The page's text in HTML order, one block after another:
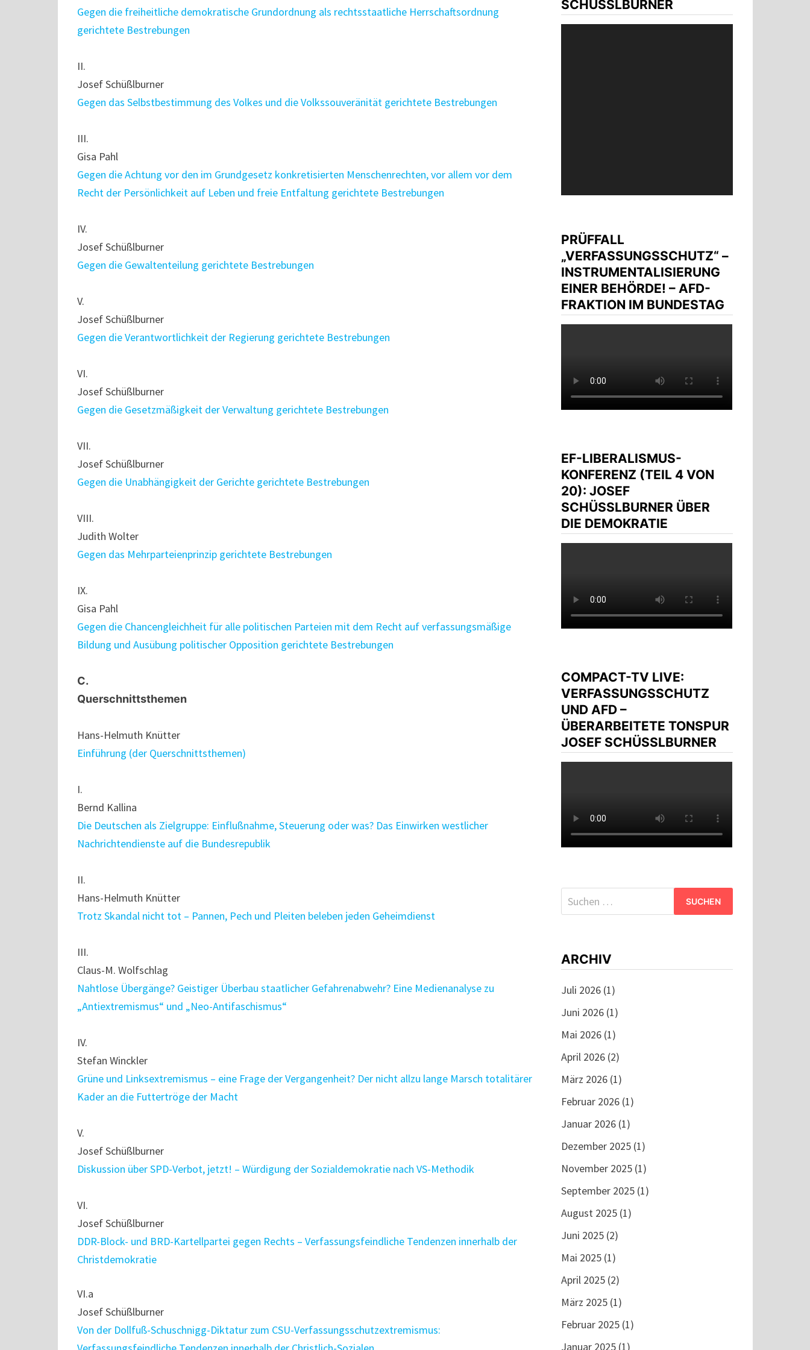
Gegen die freiheitliche demokratische Grundordnung als rechtsstaatliche Herrschaftsordnung
gerichtete Bestrebungen
II.
Josef Schüßlburner
Gegen das Selbstbestimmung des Volkes und die Volkssouveränität gerichtete Bestrebungen
III.
Gisa Pahl
Gegen die Achtung vor den im Grundgesetz konkretisierten Menschenrechten, vor allem vor dem
Recht der Persönlichkeit auf Leben und freie Entfaltung gerichtete Bestrebungen
IV.
Josef Schüßlburner
Gegen die Gewaltenteilung gerichtete Bestrebungen
V.
Josef Schüßlburner
Gegen die Verantwortlichkeit der Regierung gerichtete Bestrebungen
VI.
Josef Schüßlburner
Gegen die Gesetzmäßigkeit der Verwaltung gerichtete Bestrebungen
VII.
Josef Schüßlburner
Gegen die Unabhängigkeit der Gerichte gerichtete Bestrebungen
VIII.
Judith Wolter
Gegen das Mehrparteienprinzip gerichtete Bestrebungen
IX.
Gisa Pahl
Gegen die Chancengleichheit für alle politischen Parteien mit dem Recht auf verfassungsmäßige
Bildung und Ausübung politischer Opposition gerichtete Bestrebungen
C.
Querschnittsthemen
Hans-Helmuth Knütter
Einführung (der Querschnittsthemen)
I.
Bernd Kallina
Die Deutschen als Zielgruppe: Einflußnahme, Steuerung oder was? Das Einwirken westlicher
Nachrichtendienste auf die Bundesrepublik
II.
Hans-Helmuth Knütter
Trotz Skandal nicht tot – Pannen, Pech und Pleiten beleben jeden Geheimdienst
III.
Claus-M. Wolfschlag
Nahtlose Übergänge? Geistiger Überbau staatlicher Gefahrenabwehr? Eine Medienanalyse zu
„Antiextremismus“ und „Neo-Antifaschismus“
IV.
Stefan Winckler
Grüne und Linksextremismus – eine Frage der Vergangenheit? Der nicht allzu lange Marsch totalitärer
Kader an die Futtertröge der Macht
V.
Josef Schüßlburner
Diskussion über SPD-Verbot, jetzt! – Würdigung der Sozialdemokratie nach VS-Methodik
VI.
Josef Schüßlburner
DDR-Block- und BRD-Kartellpartei gegen Rechts – Verfassungsfeindliche Tendenzen innerhalb der
Christdemokratie
VI.a
Josef Schüßlburner
Von der Dollfuß-Schuschnigg-Diktatur zum CSU-Verfassungsschutzextremismus:
SCHÜSSLBURNER
PRÜFFALL
„VERFASSUNGSSCHUTZ“ –
INSTRUMENTALISIERUNG
EINER BEHÖRDE! – AFD-
FRAKTION IM BUNDESTAG
EF-LIBERALISMUS-
KONFERENZ (TEIL 4 VON
20): JOSEF
SCHÜSSLBURNER ÜBER D
IE DEMOKRATIE
COMPACT-TV LIVE:
VERFASSUNGSSCHUTZ
UND AFD –
ÜBERARBEITETE TONSPUR
JOSEF SCHÜSSLBURNER
Suchen
nach:
ARCHIV
Juli 2026 (1)
Juni 2026 (1)
Mai 2026 (1)
April 2026 (2)
März 2026 (1)
Februar 2026 (1)
Januar 2026 (1)
Dezember 2025 (1)
November 2025 (1)
September 2025 (1)
August 2025 (1)
Juni 2025 (2)
Mai 2025 (1)
April 2025 (2)
März 2025 (1)
Februar 2025 (1)
Januar 2025 (1)